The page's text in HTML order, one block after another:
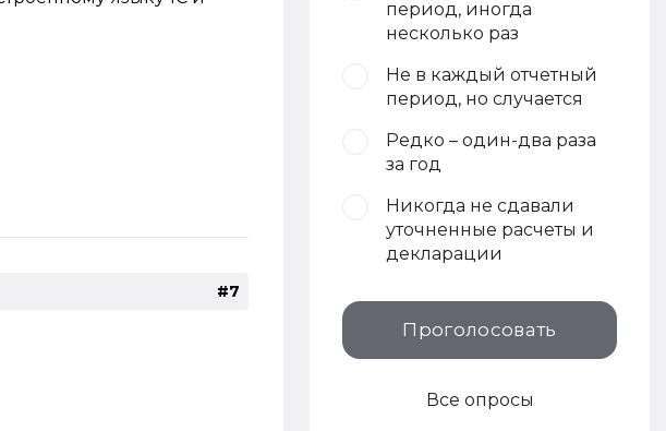
#7
период, иногда
несколько раз
Не в каждый отчетный
период, но случается
Редко – один-два раза
за год
Никогда не сдавали
уточненные расчеты и
декларации
Проголосовать
Все опросы